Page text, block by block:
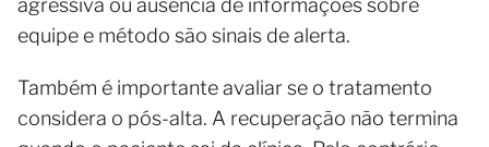
agressiva ou ausência de informações sobre
equipe e método são sinais de alerta.
Também é importante avaliar se o tratamento
considera o pós-alta. A recuperação não termina